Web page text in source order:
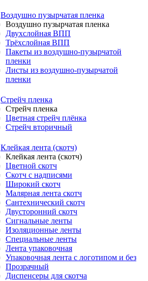
Воздушно пузырчатая пленка
Воздушно пузырчатая пленка
Двухслойная ВПП
Трёхслойная ВПП
Пакеты из воздушно-пузырчатой
пленки
Листы из воздушно-пузырчатой
пленки
Стрейч пленка
Стрейч пленка
Цветная стрейч плёнка
Стрейч вторичный
Клейкая лента (скотч)
Клейкая лента (скотч)
Цветной скотч
Скотч с надписями
Широкий скотч
Малярная лента скотч
Сантехнический скотч
Двусторонний скотч
Сигнальные ленты
Изоляционные ленты
Специальные ленты
Лента упаковочная
Упаковочная лента с логотипом и без
Прозрачный
Диспенсеры для скотча